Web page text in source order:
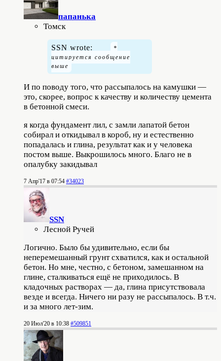
папанькa
Томск
SSN wrote:
И по поводу того, что рассыпалось на камушки —
это, скорее, вопрос к качеству и количеству цемента
в бетонной смеси.
я когда фундамент лил, с замли лапатой бетон
собирал и откидывал в короб, ну и естественно
попадалась и глина, результат как и у человека
постом выше. Выкрошилось много. Благо не в
опалубку закидывал
7 Апр'17 в 07:54 #34023
SSN
Лесной Ручей
Логично. Было бы удивительно, если бы
неперемешанный грунт схватился, как и остальной
бетон. Но мне, честно, с бетоном, замешанном на
глине, сталкиваться ещё не приходилось. В
кладочных растворах — да, глина присутствовала
везде и всегда. Ничего ни разу не рассыпалось. В т.ч.
и за много лет-зим.
20 Июл'20 в 10:38 #509851